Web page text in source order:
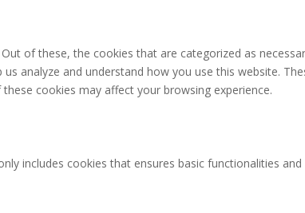
of these, the cookies that are categorized as
analyze and understand how you use this website.
cookies may affect your browsing experience.
includes cookies that ensures basic functionalities